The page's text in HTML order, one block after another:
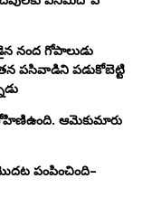
నంద గోపాలుడు
పసివాడిని పడుకోబెట్టి
ఆమెకుమారు
మొదట పంపించింది–